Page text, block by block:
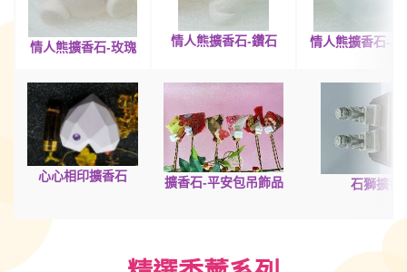
情人熊擴香石-玫瑰 情人熊擴香石-鑽石 情人熊擴香石-心
心心相印擴香石 擴香石-平安包吊飾品 石獅擴香